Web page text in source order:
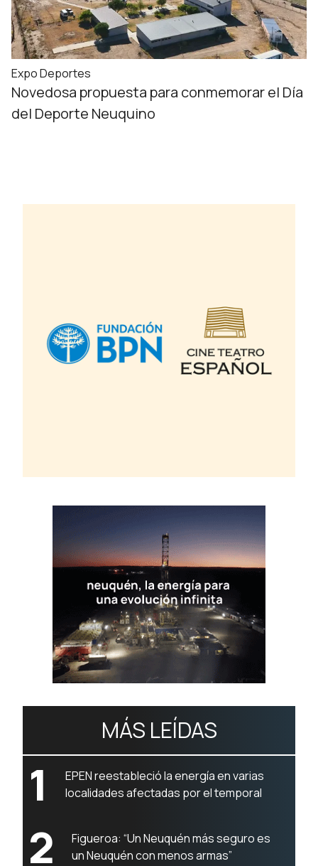
Expo Deportes
Novedosa propuesta para conmemorar el Día
del Deporte Neuquino
MÁS LEÍDAS
1
EPEN reestableció la energía en varias
localidades afectadas por el temporal
2
Figueroa: “Un Neuquén más seguro es
un Neuquén con menos armas”